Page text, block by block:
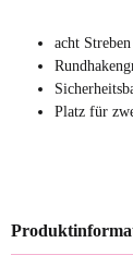
acht Streben
Platz für